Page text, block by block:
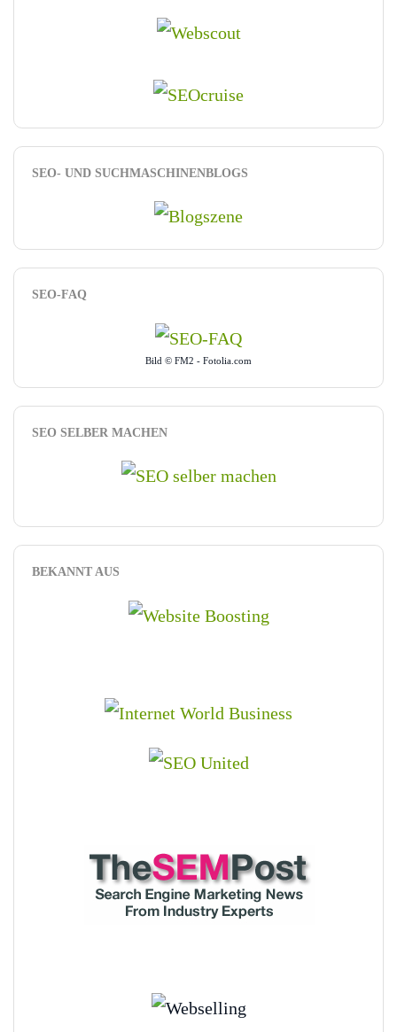
SEO- UND SUCHMASCHINENBLOGS
SEO-FAQ
Bild © FM2 - Fotolia.com
SEO SELBER MACHEN
BEKANNT AUS